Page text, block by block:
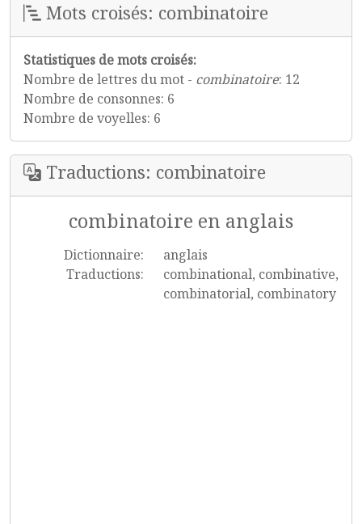
Mots croisés: combinatoire
Statistiques de mots croisés:
Nombre de lettres du mot - combinatoire: 12
Nombre de consonnes: 6
Nombre de voyelles: 6
Traductions: combinatoire
combinatoire en anglais
Dictionnaire:
anglais
Traductions:
combinational, combinative,
combinatorial, combinatory